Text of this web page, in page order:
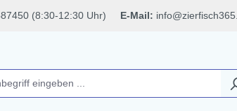
(8:30-12:30 Uhr) E-Mail: